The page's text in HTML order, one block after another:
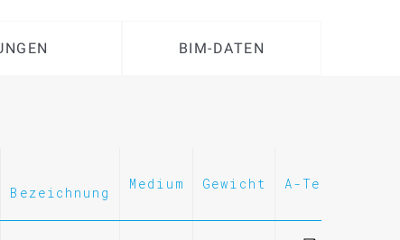
BIM-DATEN
Bezeichnung
Medium Gewicht A-Text